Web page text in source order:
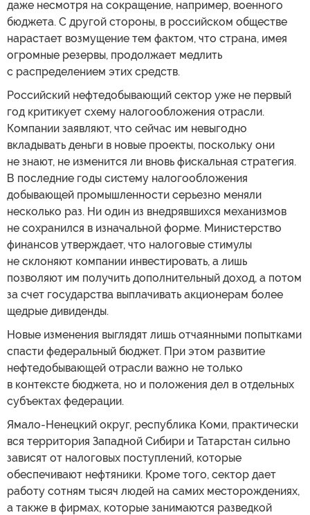
даже несмотря на сокращение, например, военного
бюджета. С другой стороны, в российском обществе
нарастает возмущение тем фактом, что страна, имея
огромные резервы, продолжает медлить
с распределением этих средств.
Российский нефтедобывающий сектор уже не первый
год критикует схему налогообложения отрасли.
Компании заявляют, что сейчас им невыгодно
вкладывать деньги в новые проекты, поскольку они
не знают, не изменится ли вновь фискальная стратегия.
В последние годы систему налогообложения
добывающей промышленности серьезно меняли
несколько раз. Ни один из внедрявшихся механизмов
не сохранился в изначальной форме. Министерство
финансов утверждает, что налоговые стимулы
не склоняют компании инвестировать, а лишь
позволяют им получить дополнительный доход, а потом
за счет государства выплачивать акционерам более
щедрые дивиденды.
Новые изменения выглядят лишь отчаянными попытками
спасти федеральный бюджет. При этом развитие
нефтедобывающей отрасли важно не только
в контексте бюджета, но и положения дел в отдельных
субъектах федерации.
Ямало-Ненецкий округ, республика Коми, практически
вся территория Западной Сибири и Татарстан сильно
зависят от налоговых поступлений, которые
обеспечивают нефтяники. Кроме того, сектор дает
работу сотням тысяч людей на самих месторождениях,
а также в фирмах, которые занимаются разведкой